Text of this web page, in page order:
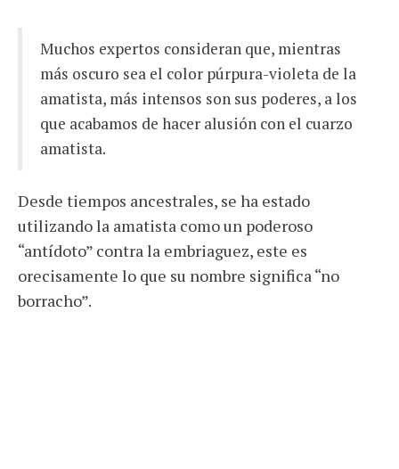
Muchos expertos consideran que, mientras
más oscuro sea el color púrpura-violeta de la
amatista, más intensos son sus poderes, a los
que acabamos de hacer alusión con el cuarzo
amatista.
Desde tiempos ancestrales, se ha estado
utilizando la amatista como un poderoso
“antídoto” contra la embriaguez, este es
orecisamente lo que su nombre significa “no
borracho”.